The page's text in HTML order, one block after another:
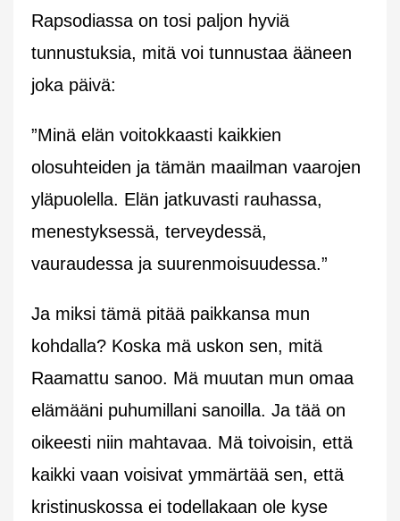
Rapsodiassa on tosi paljon hyviä
tunnustuksia, mitä voi tunnustaa ääneen
joka päivä:
”Minä elän voitokkaasti kaikkien
olosuhteiden ja tämän maailman vaarojen
yläpuolella. Elän jatkuvasti rauhassa,
menestyksessä, terveydessä,
vauraudessa ja suurenmoisuudessa.”
Ja miksi tämä pitää paikkansa mun
kohdalla? Koska mä uskon sen, mitä
Raamattu sanoo. Mä muutan mun omaa
elämääni puhumillani sanoilla. Ja tää on
oikeesti niin mahtavaa. Mä toivoisin, että
kaikki vaan voisivat ymmärtää sen, että
kristinuskossa ei todellakaan ole kyse